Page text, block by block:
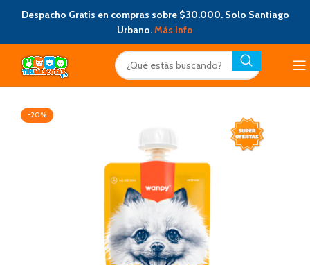
Despacho Gratis en compras sobre $30.000. Solo Santiago
Urbano.Más Info
-20%